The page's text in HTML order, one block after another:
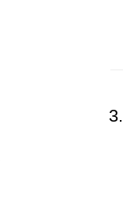
3.